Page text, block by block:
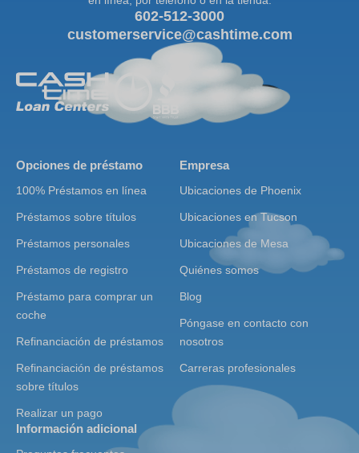
602-512-3000
customerservice@cashtime.com
Opciones de préstamo
100% Préstamos en línea
Préstamos sobre títulos
Préstamos personales
Préstamos de registro
Préstamo para comprar un
coche
Refinanciación de préstamos
Refinanciación de préstamos
sobre títulos
Realizar un pago
Empresa
Ubicaciones de Phoenix
Ubicaciones en Tucson
Ubicaciones de Mesa
Quiénes somos
Blog
Póngase en contacto con
nosotros
Carreras profesionales
Información adicional